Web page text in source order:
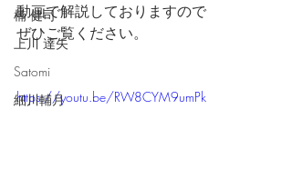
楠 健司
上川 達矢
Satomi
細川輔月
動画で解説しておりますので
ぜひご覧ください。
https://youtu.be/RW8CYM9umPk